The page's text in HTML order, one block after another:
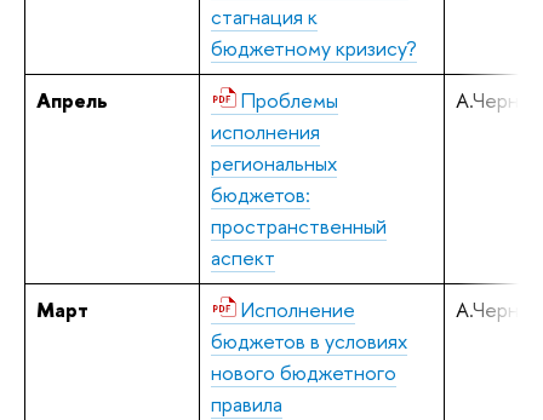
стагнация к
бюджетному кризису?
Апрель
Проблемы
исполнения
региональных
бюджетов:
пространственный
аспект
Март
Исполнение
бюджетов в условиях
нового бюджетного
правила